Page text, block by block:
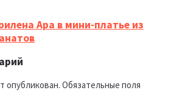
Ара в мини-платье из
опубликован. Обязательные поля